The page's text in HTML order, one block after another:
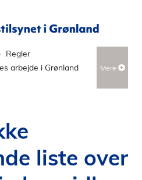
Regler
arbejde i Grønland
Mere
liste over